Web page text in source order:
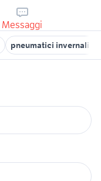
Messaggi
pneumatici invernali